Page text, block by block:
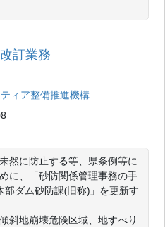
訂業務
ィア整備推進機構
然に防止する等、県条例等に
に、「砂防関係管理事務の手
ダム砂防課(旧称)」を更新す
斜地崩壊危険区域、地すべり